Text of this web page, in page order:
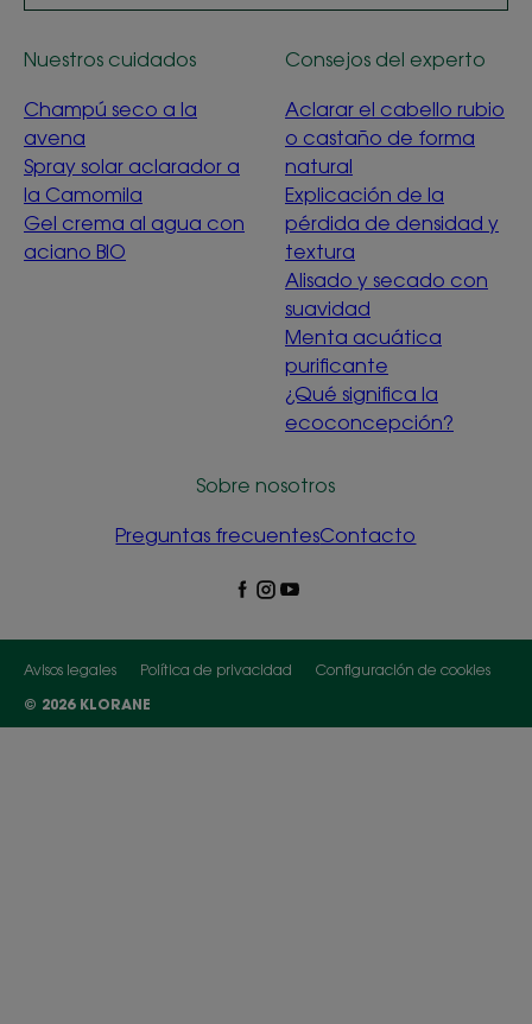
Nuestros cuidados
Champú seco a la
avena
Spray solar aclarador a
la Camomila
Gel crema al agua con
aciano BIO
Consejos del experto
Aclarar el cabello rubio
o castaño de forma
natural
Explicación de la
pérdida de densidad y
textura
Alisado y secado con
suavidad
Menta acuática
purificante
¿Qué significa la
ecoconcepción?
Sobre nosotros
Preguntas frecuentesContacto
Avisos legales Política de privacidad
Configuración de cookies
© 2026 KLORANE